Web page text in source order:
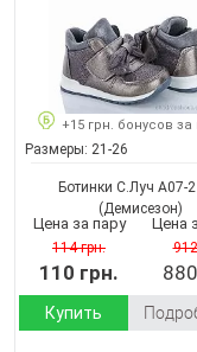
+15 грн. бонусов за
Размеры: 21-26
Ботинки С.Луч A07-
(Демисезон)
Цена за пару
114 грн.
110 грн.
Цена
Купить